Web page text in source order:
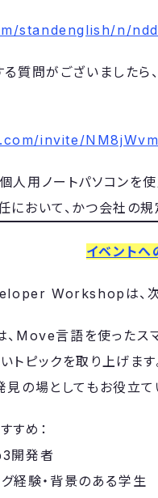
standenglish/n/
る質問がございました
invite/
用ノートパソコンを
において、かつ会社の規
イベントへ
Workshopは、次
、Move言語を使ったス
トピックを取り上げま
見の場としてもお役立て
すめ：
開発者
経験・背景のある学生